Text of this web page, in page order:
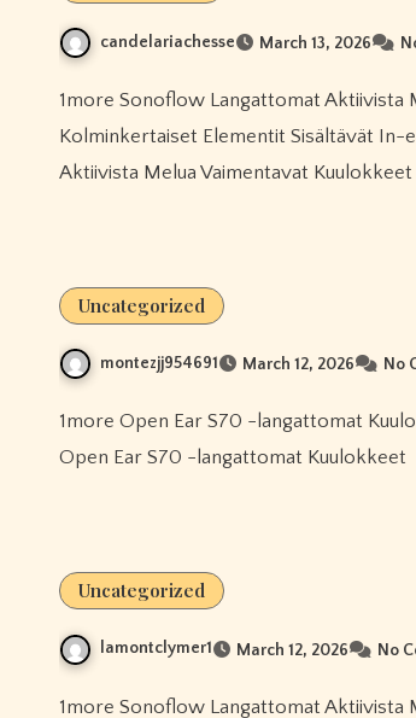
candelariachesse March 13, 2026
1more Sonoflow Langattomat Aktiivista Melua Vaimentavat Kuulokkeet 1more Piston -nappikuulokkeet 1more
Kolminkertaiset Elementit Sisältävät
Aktiivista Melua Vaimentavat Kuulokkeet
Uncategorized
montezjj954691 March 12, 2026 No
1more Open Ear S70 -langattomat Kuulokkeet Langallinen 1more Q10 -aidot Langattomat Kuulokkeet 1more
Open Ear S70 -langattomat Kuulokkeet
Uncategorized
lamontclymer1 March 12, 2026 No
1more Sonoflow Langattomat Aktiivista Melua Vaimentavat Kuulokkeet Vastamelulla Varustetut Over-ear -